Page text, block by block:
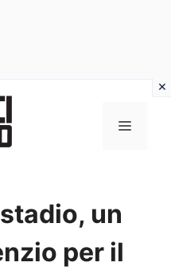
MENU
un
per il